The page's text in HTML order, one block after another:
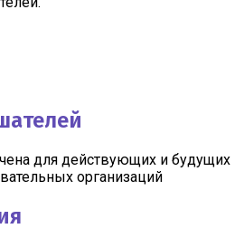
для действующих и будущих
организаций